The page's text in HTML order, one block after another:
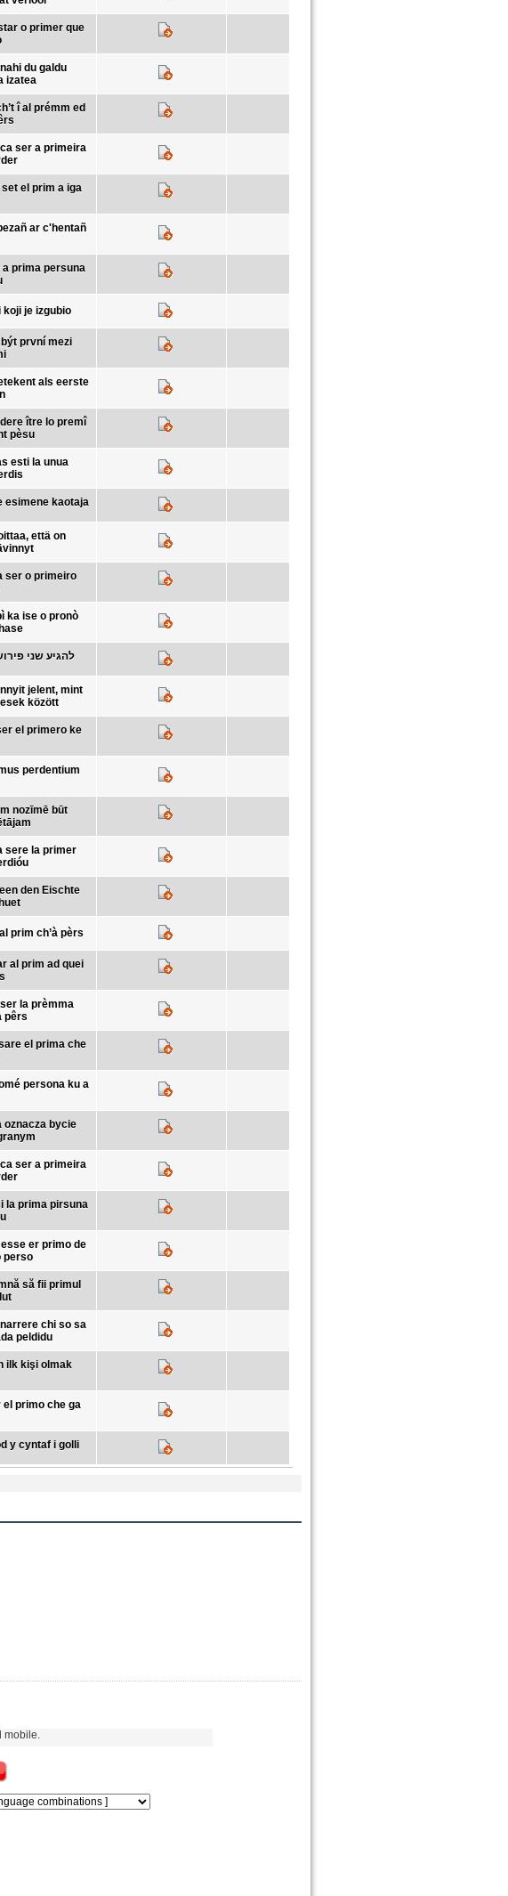
o primer que
du galdu
izatea
î al prémm ed
ser a primeira
el prim a iga
ar c'hentañ
prima persuna
je izgubio
první mezi
als eerste
ître lo premî
pèsu
esti la unua
esimene kaotaja
että on
ser o primeiro
ka ise o pronò
להגיע שני
jelent, mint
között
el primero ke
perdentium
nozīmē būt
sere la primer
den Eischte
prim ch’à pèrs
al prim ad quei
la prèmma
pêrs
el prima che
persona ku a
oznacza bycie
ser a primeira
la prima pirsuna
er primo de
perso
să fii primul
chi so sa
peldidu
ilk kişi olmak
primo che ga
y cyntaf i golli
mobile.